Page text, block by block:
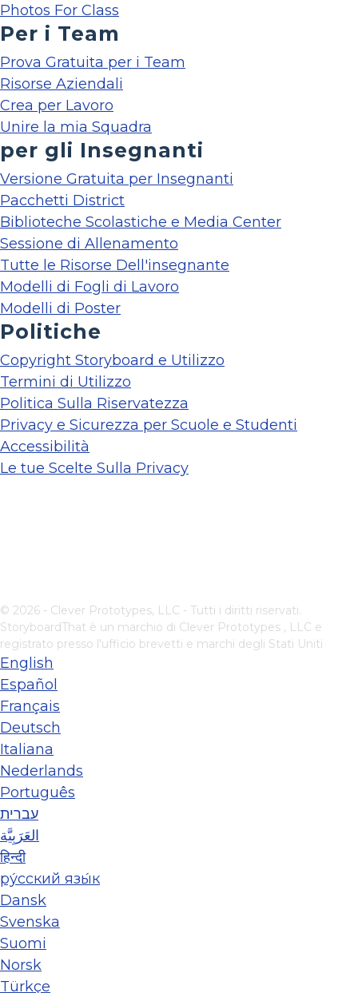
Photos For Class
Per i Team
Prova Gratuita per i Team
Risorse Aziendali
Crea per Lavoro
Unire la mia Squadra
per gli Insegnanti
Versione Gratuita per Insegnanti
Pacchetti District
Biblioteche Scolastiche e Media Center
Sessione di Allenamento
Tutte le Risorse Dell'insegnante
Modelli di Fogli di Lavoro
Modelli di Poster
Politiche
Copyright Storyboard e Utilizzo
Termini di Utilizzo
Politica Sulla Riservatezza
Privacy e Sicurezza per Scuole e Studenti
Accessibilità
Le tue Scelte Sulla Privacy
© 2026 - Clever Prototypes, LLC - Tutti i diritti riservati.
StoryboardThat è un marchio di Clever Prototypes , LLC e
registrato presso l'ufficio brevetti e marchi degli Stati Uniti
English
Español
Français
Deutsch
Italiana
Nederlands
Português
עברית
العَرَبِيَّة
हिन्दी
ру́сский язы́к
Dansk
Svenska
Suomi
Norsk
Türkçe